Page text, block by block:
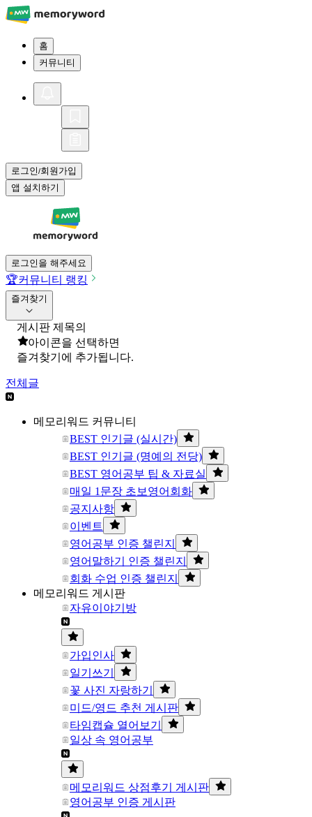
홈
커뮤니티
로그인/회원가입
앱 설치하기
로그인을 해주세요
🏆커뮤니티 랭킹
즐겨찾기
게시판 제목의
아이콘을 선택하면
즐겨찾기에 추가됩니다.
전체글
메모리워드 커뮤니티
BEST 인기글 (실시간)
BEST 인기글 (명예의 전당)
BEST 영어공부 팁 & 자료실
매일 1문장 초보영어회화
공지사항
이벤트
영어공부 인증 챌린지
영어말하기 인증 챌린지
회화 수업 인증 챌린지
메모리워드 게시판
자유이야기방
가입인사
일기쓰기
꽃 사진 자랑하기
미드/영드 추천 게시판
타임캡슐 열어보기
일상 속 영어공부
메모리워드 상점후기 게시판
영어공부 인증 게시판